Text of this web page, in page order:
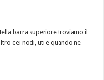
barra superiore troviamo il
dei nodi, utile quando ne